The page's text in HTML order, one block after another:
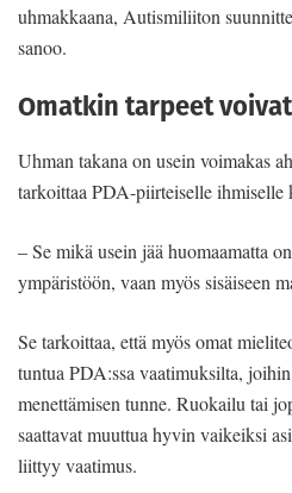
uhmakkaana, Autismiliiton
sanoo.
Omatkin tarpeet
Uhman takana on usein voimakas
tarkoittaa PDA-piirteiselle ihmiselle
– Se mikä usein jää huomaamatta
ympäristöön, vaan myös sisäiseen
Se tarkoittaa, että myös omat
tuntua PDA:ssa vaatimuksilta,
menettämisen tunne. Ruokailu tai
saattavat muuttua hyvin vaikeiksi
liittyy vaatimus.